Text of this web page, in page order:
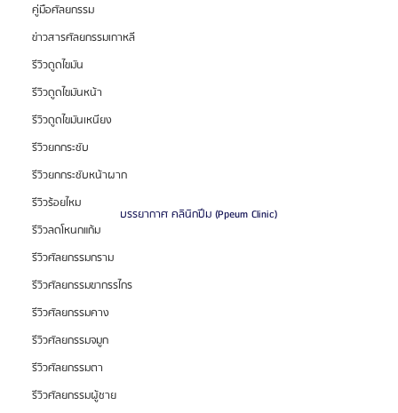
คู่มือศัลยกรรม
ข่าวสารศัลยกรรมเกาหลี
รีวิวดูดไขมัน
รีวิวดูดไขมันหน้า
รีวิวดูดไขมันเหนียง
รีวิวยกกระชับ
รีวิวยกกระชับหน้าผาก
รีวิวร้อยไหม
รีวิวลดโหนกแก้ม
รีวิวศัลยกรรมกราม
รีวิวศัลยกรรมขากรรไกร
รีวิวศัลยกรรมคาง
รีวิวศัลยกรรมจมูก
รีวิวศัลยกรรมตา
รีวิวศัลยกรรมผู้ชาย
บรรยากาศ คลินิกปึม (Ppeum Clinic)